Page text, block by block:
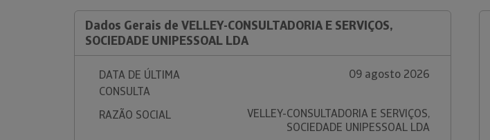
Dados Gerais de VELLEY-CONSULTADORIA E SERVIÇOS,
SOCIEDADE UNIPESSOAL LDA
DATA DE ÚLTIMA
CONSULTA
09 agosto 2026
RAZÃO SOCIAL
VELLEY-CONSULTADORIA E SERVIÇOS,
SOCIEDADE UNIPESSOAL LDA